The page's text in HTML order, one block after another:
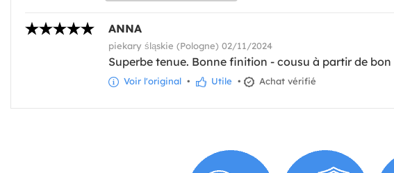
ANNA
piekary śląskie (Pologne) 02/11/2024
Superbe tenue. Bonne finition - cousu à partir de
Voir l'original • Utile • Achat vérifié